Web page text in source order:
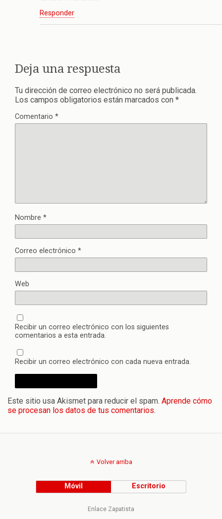
Responder
Deja una respuesta
Tu dirección de correo electrónico no será publicada.
Los campos obligatorios están marcados con *
Comentario *
Nombre *
Correo electrónico *
Web
Recibir un correo electrónico con los siguientes
comentarios a esta entrada.
Recibir un correo electrónico con cada nueva entrada.
Este sitio usa Akismet para reducir el spam. Aprende cómo
se procesan los datos de tus comentarios.
Volver arriba
Móvil Escritorio
Enlace Zapatista